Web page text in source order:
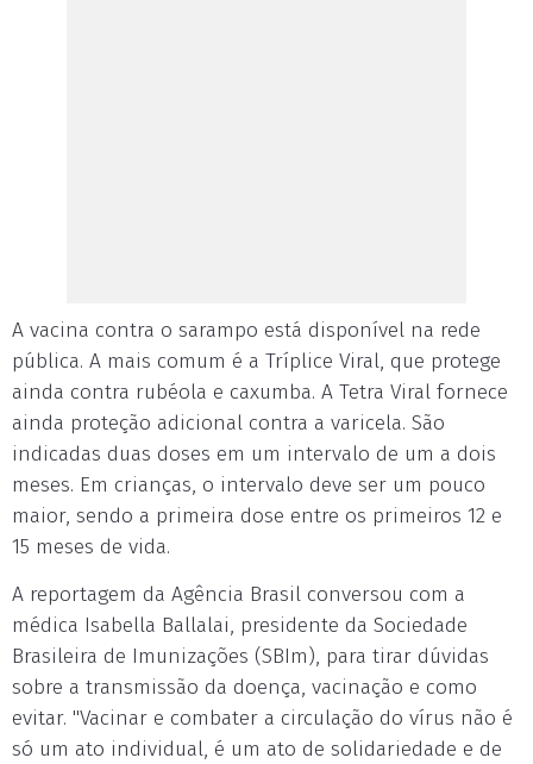
A vacina contra o sarampo está disponível na rede
pública. A mais comum é a Tríplice Viral, que protege
ainda contra rubéola e caxumba. A Tetra Viral fornece
ainda proteção adicional contra a varicela. São
indicadas duas doses em um intervalo de um a dois
meses. Em crianças, o intervalo deve ser um pouco
maior, sendo a primeira dose entre os primeiros 12 e
15 meses de vida.
A reportagem da Agência Brasil conversou com a
médica Isabella Ballalai, presidente da Sociedade
Brasileira de Imunizações (SBIm), para tirar dúvidas
sobre a transmissão da doença, vacinação e como
evitar. "Vacinar e combater a circulação do vírus não é
só um ato individual, é um ato de solidariedade e de